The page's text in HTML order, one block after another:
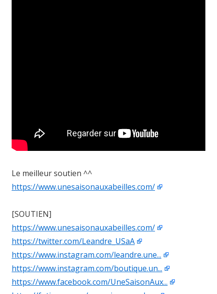
Le meilleur soutien ^^
https://www.unesaisonauxabeilles.com/
[SOUTIEN]
https://www.unesaisonauxabeilles.com/
https://twitter.com/Leandre_USaA
https://www.instagram.com/leandre.une...
https://www.instagram.com/boutique.un...
https://www.facebook.com/UneSaisonAux...